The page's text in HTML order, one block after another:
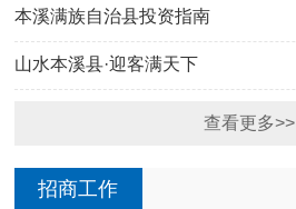
本溪满族自治县投资指南
山水本溪县·迎客满天下
查看更多>>
招商工作